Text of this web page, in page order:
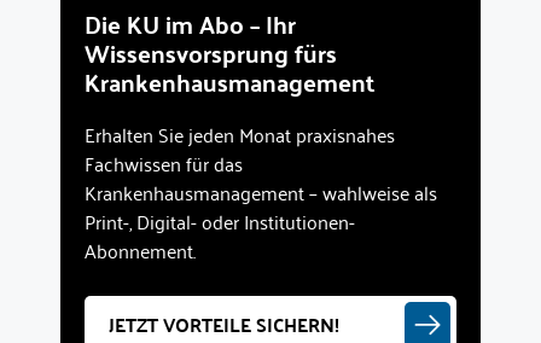
Die KU im Abo – Ihr
Wissensvorsprung fürs
Krankenhausmanagement
Erhalten Sie jeden Monat praxisnahes
Fachwissen für das
Krankenhausmanagement – wahlweise als
Print-, Digital- oder Institutionen-
Abonnement.
JETZT VORTEILE SICHERN!